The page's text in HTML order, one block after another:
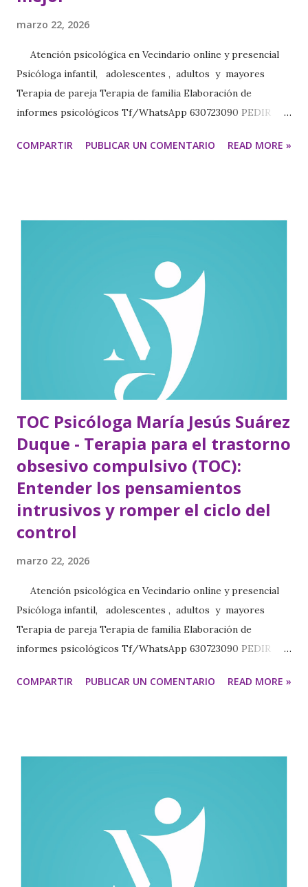
marzo 22, 2026
Atención psicológica en Vecindario online y presencial
Psicóloga infantil, adolescentes , adultos y mayores
Terapia de pareja Terapia de familia Elaboración de
informes psicológicos Tf/WhatsApp 630723090 PEDIR
https://psicologamariajesus.com/ Conductas
Consumir sustancias Hacer ejercicio de forma compulsiva
Repetir conductas para calmarte Aunque puedan parecer
hábitos diferentes, muchas veces tienen una misma función:
Regular un malestar interno Cómo entiendo estas
conductas Desde el Modelo de Alarma Interna y
Regulación Emocional , estas conductas no se entienden
COMPARTIR PUBLICAR UN COMENTARIO READ MORE »
TOC Psicóloga María Jesús Suárez
Duque - Terapia para el trastorno
obsesivo compulsivo (TOC):
Entender los pensamientos
intrusivos y romper el ciclo del
control
marzo 22, 2026
Atención psicológica en Vecindario online y presencial
Psicóloga infantil, adolescentes , adultos y mayores
Terapia de pareja Terapia de familia Elaboración de
informes psicológicos Tf/WhatsApp 630723090 PEDIR
https://psicologamariajesus.com/ Terapia para el
confirmar Miedo a perder el control Conductas repetitivas
o rituales Sensación de responsabilidad excesiva Estos
pensamientos suelen generar mucha ansiedad y malestar.
Cómo entiendo el TOC Desde el Modelo de Alarma
Interna y Regulación Emocional, el TOC se entiende como
COMPARTIR PUBLICAR UN COMENTARIO READ MORE »